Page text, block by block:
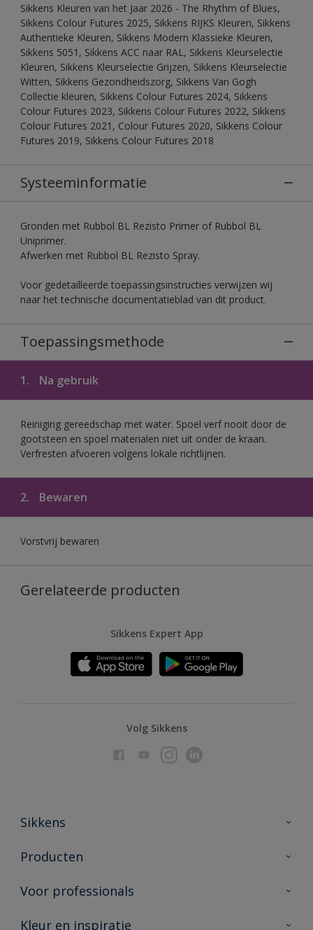
Sikkens Kleuren van het Jaar 2026 - The Rhythm of Blues,
Sikkens Colour Futures 2025, Sikkens RIJKS Kleuren, Sikkens
Authentieke Kleuren, Sikkens Modern Klassieke Kleuren,
Sikkens 5051, Sikkens ACC naar RAL, Sikkens Kleurselectie
Kleuren, Sikkens Kleurselectie Grijzen, Sikkens Kleurselectie
Witten, Sikkens Gezondheidszorg, Sikkens Van Gogh
Collectie kleuren, Sikkens Colour Futures 2024, Sikkens
Colour Futures 2023, Sikkens Colour Futures 2022, Sikkens
Colour Futures 2021, Colour Futures 2020, Sikkens Colour
Futures 2019, Sikkens Colour Futures 2018
Systeeminformatie
Gronden met Rubbol BL Rezisto Primer of Rubbol BL
Uniprimer.
Afwerken met Rubbol BL Rezisto Spray.
Voor gedetailleerde toepassingsinstructies verwijzen wij
naar het technische documentatieblad van dit product.
Toepassingsmethode
1. Na gebruik
Reiniging gereedschap met water. Spoel verf nooit door de
gootsteen en spoel materialen niet uit onder de kraan.
Verfresten afvoeren volgens lokale richtlijnen.
2. Bewaren
Vorstvrij bewaren
Gerelateerde producten
Sikkens Expert App
Volg Sikkens
Sikkens
Over Sikkens
Duurzaamheid
Producten
Producten voor binnen
Voor professionals
Advies & service
Kleur en inspiratie